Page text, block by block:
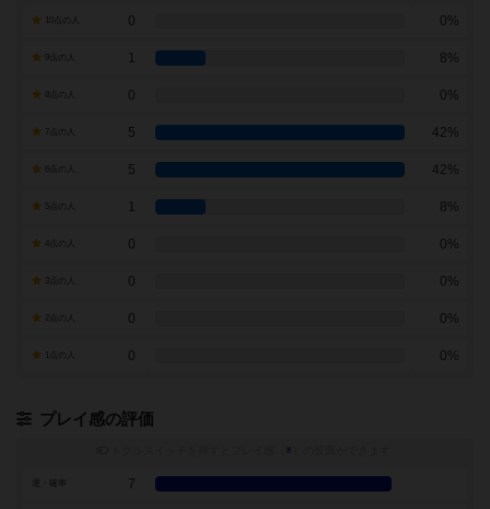
0 0%
1 8%
0 0%
7点の人 5 42%
5 42%
1 8%
0 0%
0 0%
0 0%
0 0%
プレイ感の評価
※
7